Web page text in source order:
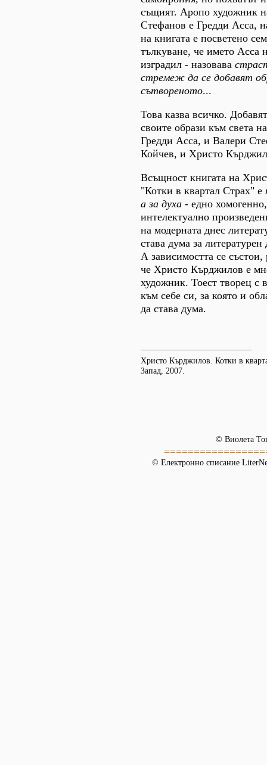
същият. Аропо художник
Стефанов е Гредди Асса,
на книгата е посветено
тълкуване, че името Асса
изградил - назовава
стремеж да се добавят
сътвореното...
Това казва всичко.
своите образи към света
Гредди Асса, и Валери
Койчев, и Христо
Всъщност книгата на
"Котки в квартал Страх" е
а за духа - едно
интелектуално
на модерната днес
става дума за
А зависимостта се състои,
че Христо Кърджилов е
художник. Тоест творец с
към себе си, за която и
да става дума.
Христо Кърджилов. Котки в
Запад, 2007.
© Виолета
© Електронно списание